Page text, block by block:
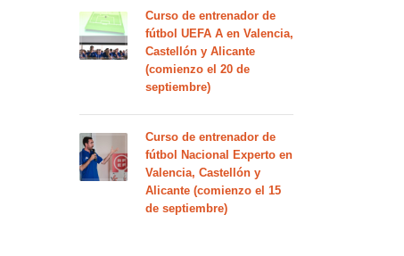
Curso de entrenador de
fútbol UEFA A en Valencia,
Castellón y Alicante
(comienzo el 20 de
septiembre)
Curso de entrenador de
fútbol Nacional Experto en
Valencia, Castellón y
Alicante (comienzo el 15
de septiembre)